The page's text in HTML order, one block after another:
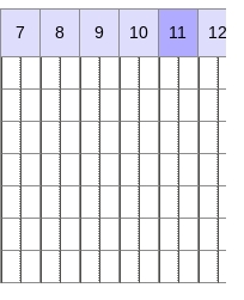
7 8 9 10 11 12